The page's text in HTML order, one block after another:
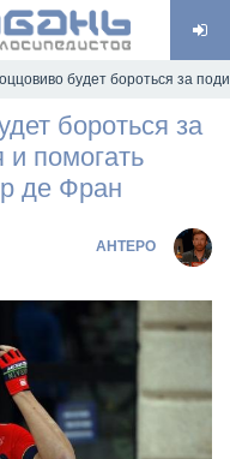
будет бороться за
бороться за
помогать
де Фран
AHTEPO